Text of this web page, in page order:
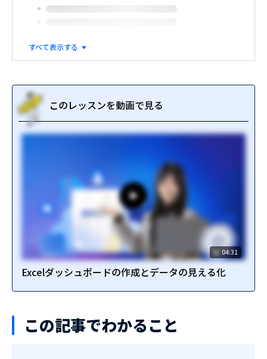
すべて表示する
このレッスンを動画で見る
Excelダッシュボードの作成とデータの見える化
04:31
この記事でわかること